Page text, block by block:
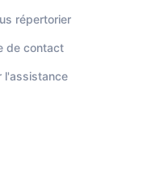
répertorier
de contact
l'assistance